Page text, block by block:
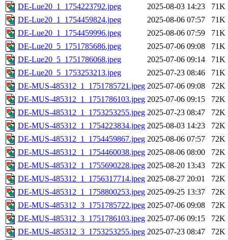
DE-Lue20_1_1754223792.jpeg
2025-08-03 14:23
71K
DE-Lue20_1_1754459824.jpeg
2025-08-06 07:57
71K
DE-Lue20_1_1754459996.jpeg
2025-08-06 07:59
71K
DE-Lue20_5_1751785686.jpeg
2025-07-06 09:08
71K
DE-Lue20_5_1751786068.jpeg
2025-07-06 09:14
71K
DE-Lue20_5_1753253213.jpeg
2025-07-23 08:46
71K
DE-MUS-485312_1_1751785721.jpeg 2025-07-06 09:08
72K
DE-MUS-485312_1_1751786103.jpeg 2025-07-06 09:15
72K
DE-MUS-485312_1_1753253255.jpeg 2025-07-23 08:47
72K
DE-MUS-485312_1_1754223834.jpeg 2025-08-03 14:23
72K
DE-MUS-485312_1_1754459867.jpeg 2025-08-06 07:57
72K
DE-MUS-485312_1_1754460038.jpeg 2025-08-06 08:00
72K
DE-MUS-485312_1_1755690228.jpeg 2025-08-20 13:43
72K
DE-MUS-485312_1_1756317714.jpeg 2025-08-27 20:01
72K
DE-MUS-485312_1_1758800253.jpeg 2025-09-25 13:37
72K
DE-MUS-485312_3_1751785722.jpeg 2025-07-06 09:08
72K
DE-MUS-485312_3_1751786103.jpeg 2025-07-06 09:15
72K
DE-MUS-485312_3_1753253255.jpeg 2025-07-23 08:47
72K